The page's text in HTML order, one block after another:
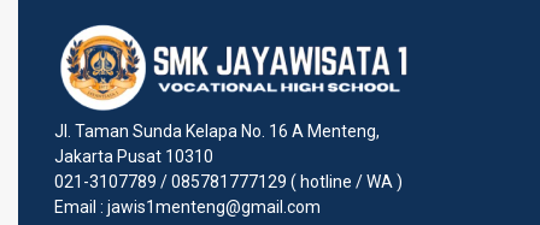
Jl. Taman Sunda Kelapa No. 16 A Menteng,
Jakarta Pusat 10310
021-3107789 / 085781777129 ( hotline / WA )
Email : jawis1menteng@gmail.com